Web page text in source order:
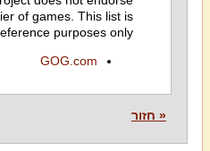
of games. This list is
purposes only.
GOG.com
« חזור